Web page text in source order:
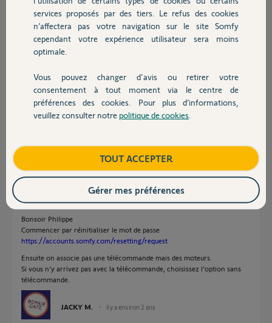
Autres produits
Devis avec un pro
Contact
devez attendre 5 min avant de réessayer".
Pouvez-vous m'aider à me reconnecter et à associer ma
télécommande à la box.
Merci d'avance de votre aide.
PS : en fichier joint une image de la télécommande en question dont
je ne connais pas le modèle ou le type.
Philippe M.
Réponses
Bonsoir Philippe
Commencer par réinitialiser le mot de passe
https://accounts.somfy.com/resetting/request
Ensuite on associe pas une télécommande mais des moteurs.
Si vous n'y arrivez pas avec la télécommande, choisissez l'option sans
télécommande.
JACKY M. il y a environ 2 ans
services proposés par des tiers. Le refus des cookies
n’affectera pas votre navigation sur le site Somfy
cependant votre expérience utilisateur sera moins
optimale.
Vous pouvez changer d'avis ou retirer votre
consentement à tout moment via le centre de
préférences des cookies. Pour plus d’informations,
veuillez consulter notre politique de cookies
TOUT ACCEPTER
Gérer mes préférences